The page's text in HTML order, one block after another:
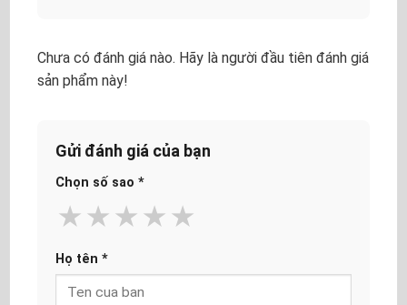
Chưa có đánh giá nào. Hãy là người đầu tiên đánh giá
sản phẩm này!
Gửi đánh giá của bạn
Chọn số sao *
★
★
★
★
★
Họ tên *